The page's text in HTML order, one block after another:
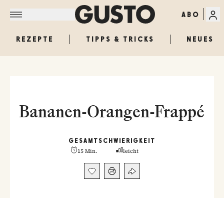
ABO
REZEPTE TIPPS & TRICKS NEUES
Bananen-Orangen-Frappé
GESAMT
15 Min.
SCHWIERIGKEIT
leicht